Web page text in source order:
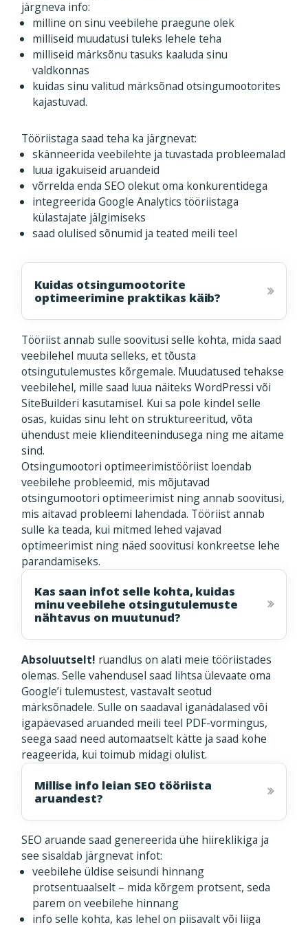
järgneva info:
milline on sinu veebilehe praegune olek
milliseid muudatusi tuleks lehele teha
milliseid märksõnu tasuks kaaluda sinu
valdkonnas
kuidas sinu valitud märksõnad otsingumootorites
kajastuvad.
Tööriistaga saad teha ka järgnevat:
skänneerida veebilehte ja tuvastada probleemalad
luua igakuiseid aruandeid
võrrelda enda SEO olekut oma konkurentidega
integreerida Google Analytics tööriistaga
külastajate jälgimiseks
saad olulised sõnumid ja teated meili teel
Kuidas otsingumootorite
optimeerimine praktikas käib?
Tööriist annab sulle soovitusi selle kohta, mida saad
veebilehel muuta selleks, et tõusta
otsingutulemustes kõrgemale. Muudatused tehakse
veebilehel, mille saad luua näiteks WordPressi või
SiteBuilderi kasutamisel. Kui sa pole kindel selle
osas, kuidas sinu leht on struktureeritud, võta
ühendust meie klienditeenindusega ning me aitame
sind.
Otsingumootori optimeerimistööriist loendab
veebilehe probleemid, mis mõjutavad
otsingumootori optimeerimist ning annab soovitusi,
mis aitavad probleemi lahendada. Tööriist annab
sulle ka teada, kui mitmed lehed vajavad
optimeerimist ning näed soovitusi konkreetse lehe
parandamiseks.
Kas saan infot selle kohta, kuidas
minu veebilehe otsingutulemuste
nähtavus on muutunud?
Absoluutselt! ruandlus on alati meie tööriistades
olemas. Selle vahendusel saad lihtsa ülevaate oma
Google’i tulemustest, vastavalt seotud
märksõnadele. Sulle on saadaval iganädalased või
igapäevased aruanded meili teel PDF-vormingus,
seega saad need automaatselt kätte ja saad kohe
reageerida, kui toimub midagi olulist.
Millise info leian SEO tööriista
aruandest?
SEO aruande saad genereerida ühe hiireklikiga ja
see sisaldab järgnevat infot:
veebilehe üldise seisundi hinnang
protsentuaalselt – mida kõrgem protsent, seda
parem on veebilehe hinnang
info selle kohta, kas lehel on piisavalt või liiga